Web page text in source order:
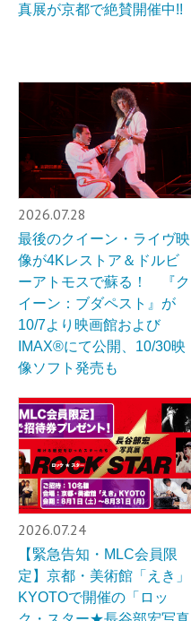
真展が京都で絶賛開催中!!
2026.07.28
最後のクイーン・ライヴ映
像が4Kレストア＆ドルビ
ーアトモスで蘇る！ 『ク
イーン：ブダペスト』が
10/7より映画館および
IMAX®︎にて公開、10/30映
像ソフト発売も
2026.07.24
【緊急告知・MLC会員限
定】京都・美術館「えき」
KYOTOで開催の「ロッ